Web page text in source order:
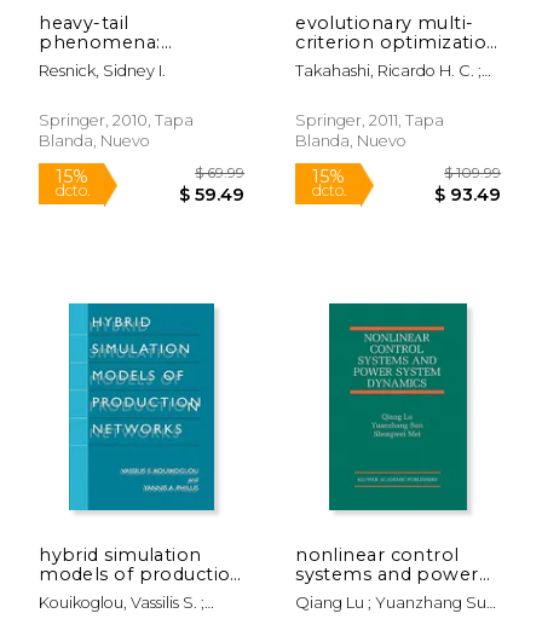
heavy-tail
phenomena:
probabilistic and
statistical modeling
Resnick, Sidney I.
Springer, 2010, Tapa
Blanda, Nuevo
evolutionary multi-
criterion optimization
(en Inglés)
Takahashi, Ricardo H. C. ;
Elizabeth F.
Springer, 2011, Tapa
Blanda, Nuevo
hybrid simulation
models of production
networks (en Inglés)
Kouikoglou, Vassilis S. ;
nonlinear control
systems and power
system dynamics (en
Inglés)
Qiang Lu ; Yuanzhang Sun